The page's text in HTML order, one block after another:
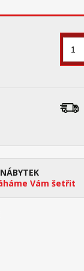
Vám šetřit